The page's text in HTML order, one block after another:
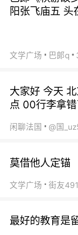
阳张飞庙五 头
文学广场 巴郞q
大家好 今天
点 00行李拿
闲聊法国 @国
莫借他人定锚
文学广场
最好的教育是